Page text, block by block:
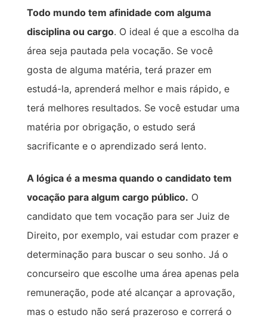
Todo mundo tem afinidade com alguma
disciplina ou cargo. O ideal é que a escolha da
área seja pautada pela vocação. Se você
gosta de alguma matéria, terá prazer em
estudá-la, aprenderá melhor e mais rápido, e
terá melhores resultados. Se você estudar uma
matéria por obrigação, o estudo será
sacrificante e o aprendizado será lento.
A lógica é a mesma quando o candidato tem
vocação para algum cargo público. O
candidato que tem vocação para ser Juiz de
Direito, por exemplo, vai estudar com prazer e
determinação para buscar o seu sonho. Já o
concurseiro que escolhe uma área apenas pela
remuneração, pode até alcançar a aprovação,
mas o estudo não será prazeroso e correrá o